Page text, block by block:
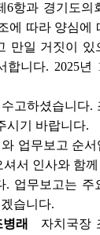
6항과 경기도
에 따라 양심에
만일 거짓이 있
합니다. 2025년
수고하셨습니다.
시기 바랍니다.
업무보고 순
서 인사와 함
. 업무보고는 주
습니다.
래
자치국장